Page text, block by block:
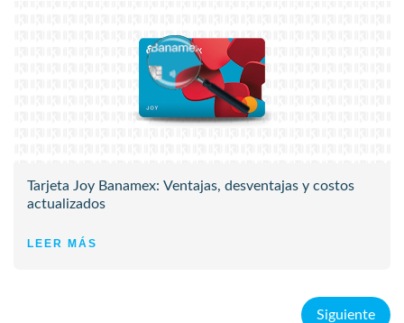
Tarjeta Joy Banamex: Ventajas, desventajas y costos
actualizados
LEER MÁS
Siguiente